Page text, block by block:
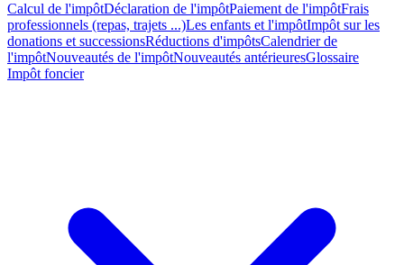
Calcul de l'impôtDéclaration de l'impôtPaiement de l'impôtFrais
professionnels (repas, trajets ...)Les enfants et l'impôtImpôt sur les
donations et successionsRéductions d'impôtsCalendrier de
l'impôtNouveautés de l'impôtNouveautés antérieuresGlossaire
Impôt foncier